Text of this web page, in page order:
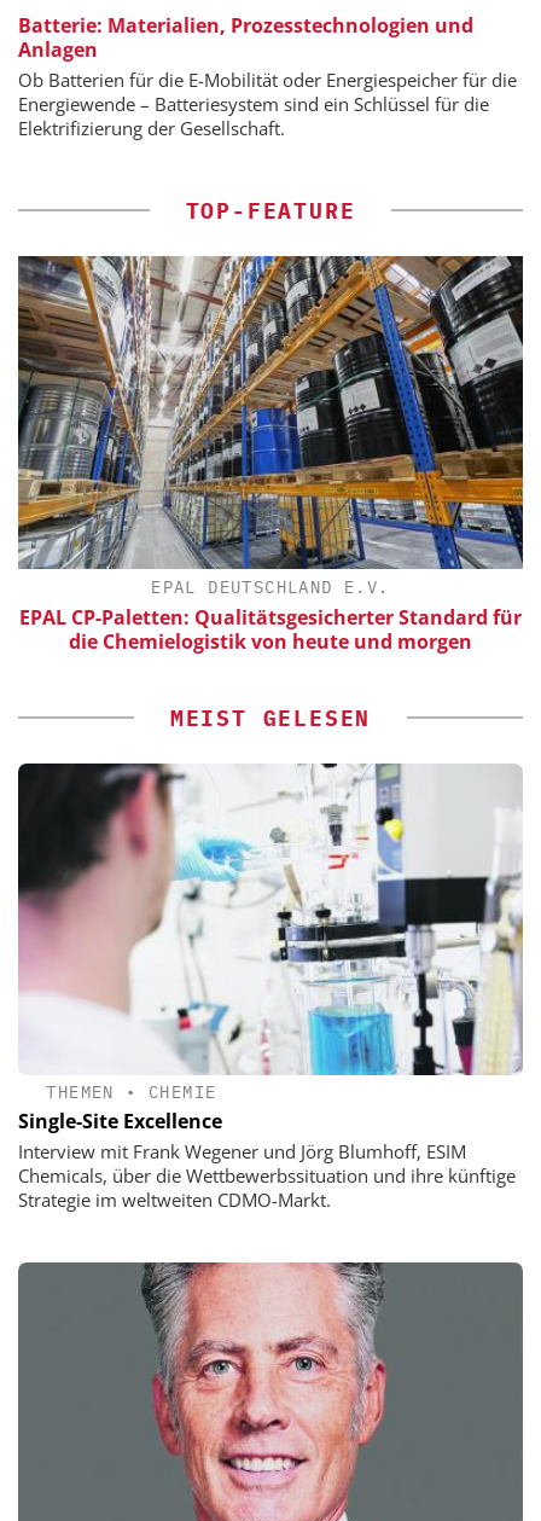
Batterie: Materialien, Prozesstechnologien und
Anlagen
Ob Batterien für die E-Mobilität oder Energiespeicher für die
Energiewende – Batteriesystem sind ein Schlüssel für die
Elektrifizierung der Gesellschaft.
TOP-FEATURE
EPAL DEUTSCHLAND E.V.
CP-Paletten: Qualitätsgesicherter Standard für
die Chemielogistik von heute und morgen
MEIST GELESEN
THEMEN • CHEMIE
Single-Site Excellence
Interview mit Frank Wegener und Jörg Blumhoff, ESIM
Chemicals, über die Wettbewerbssituation und ihre künftige
Strategie im weltweiten CDMO-Markt.